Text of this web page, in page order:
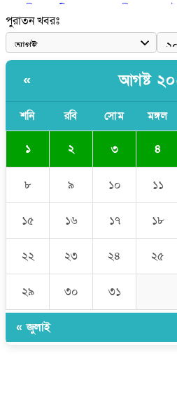
পরকীয়ার অভিযোগে গ্রামবাসীর হাতে
হরমুজের আকাশে ৩ কোটি ডলারের
‘ইয়া আল্লাহ! ডাকসু ভিপি সাদিক
পুরাতন খবরঃ
« আগষ্ট
শনি রবি সোম মঙ্গল
১ ২ ৩ ৪
৮ ৯ ১০ ১১
১৫ ১৬ ১৭ ১৮
২২ ২৩ ২৪ ২৫
২৯ ৩০ ৩১
« জুলাই